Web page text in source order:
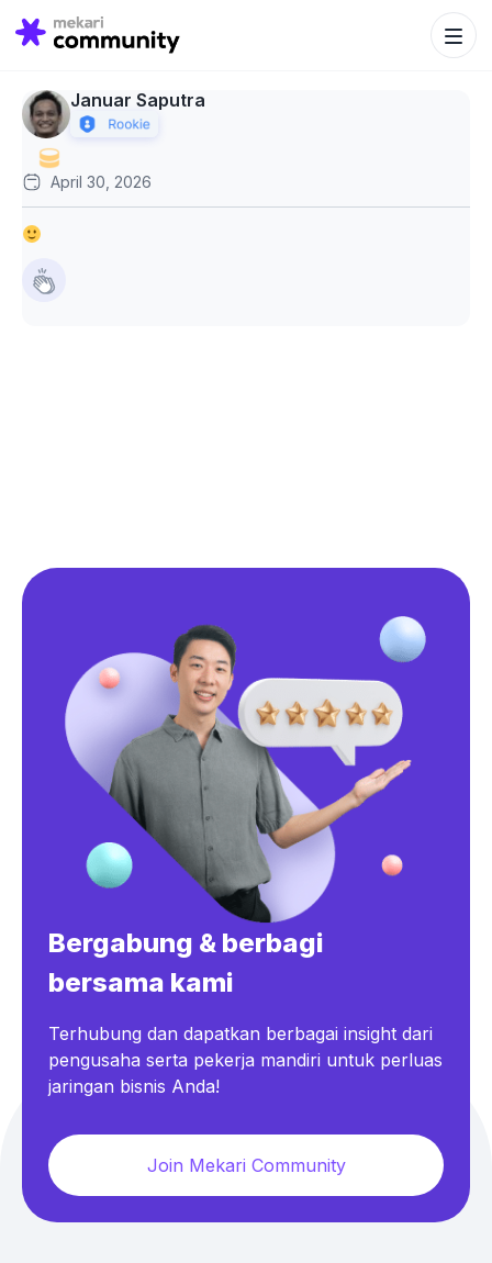
Search
for:
Search
Januar Saputra
April 30, 2026
Bergabung & berbagi
bersama kami
Terhubung dan dapatkan berbagai insight dari
pengusaha serta pekerja mandiri untuk perluas
jaringan bisnis Anda!
Join Mekari Community